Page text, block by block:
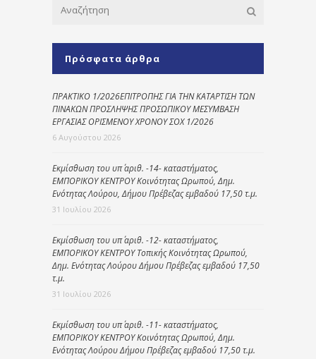
Πρόσφατα άρθρα
ΠΡΑΚΤΙΚΟ 1/2026ΕΠΙΤΡΟΠΗΣ ΓΙΑ ΤΗΝ ΚΑΤΑΡΤΙΣΗ ΤΩΝ
ΠΙΝΑΚΩΝ ΠΡΟΣΛΗΨΗΣ ΠΡΟΣΩΠΙΚΟΥ ΜΕΣΥΜΒΑΣΗ
ΕΡΓΑΣΙΑΣ ΟΡΙΣΜΕΝΟΥ ΧΡΟΝΟΥ ΣΟΧ 1/2026
6 Αυγούστου 2026
Εκμίσθωση του υπ΄ αριθ. -14- καταστήματος,
ΕΜΠΟΡΙΚΟΥ ΚΕΝΤΡΟΥ Κοινότητας Ωρωπού, Δημ.
Ενότητας Λούρου, Δήμου Πρέβεζας εμβαδού 17,50 τ.μ.
31 Ιουλίου 2026
Εκμίσθωση του υπ΄ αριθ. -12- καταστήματος,
ΕΜΠΟΡΙΚΟΥ ΚΕΝΤΡΟΥ Τοπικής Κοινότητας Ωρωπού,
Δημ. Ενότητας Λούρου Δήμου Πρέβεζας εμβαδού 17,50
τ.μ.
31 Ιουλίου 2026
Εκμίσθωση του υπ΄ αριθ. -11- καταστήματος,
ΕΜΠΟΡΙΚΟΥ ΚΕΝΤΡΟΥ Κοινότητας Ωρωπού, Δημ.
Ενότητας Λούρου Δήμου Πρέβεζας εμβαδού 17,50 τ.μ.